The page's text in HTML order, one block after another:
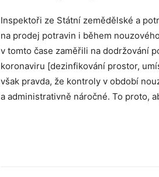
Inspektoři ze Státní zemědělské a
na prodej potravin i během
v tomto čase zaměřili na dodržování
koronaviru [dezinfikování prostor,
však pravda, že kontroly v období
a administrativně náročné. To proto,